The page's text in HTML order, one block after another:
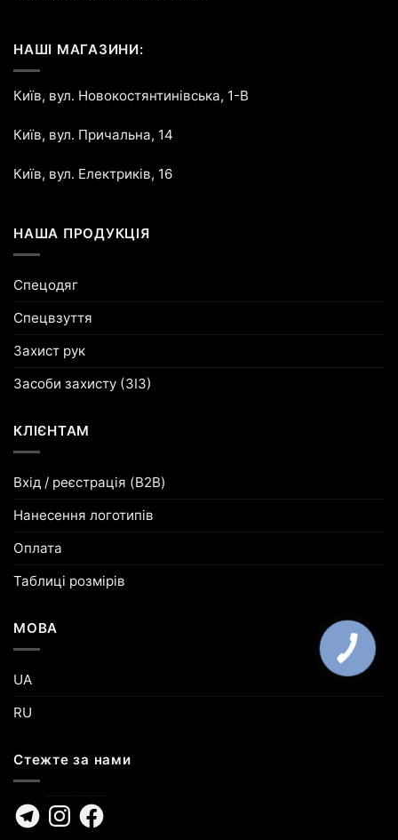
НАШІ МАГАЗИНИ:
Київ, вул. Новокостянтинівська, 1-В
Київ, вул. Причальна, 14
Київ, вул. Електриків, 16
НАША ПРОДУКЦІЯ
Спецодяг
Спецвзуття
Захист рук
Засоби захисту (ЗІЗ)
КЛІЄНТАМ
Вхід / реєстрація (B2B)
Нанесення логотипів
Оплата
Таблиці розмірів
МОВА
UA
RU
Стежте за нами
TelegramInstagramFacebook